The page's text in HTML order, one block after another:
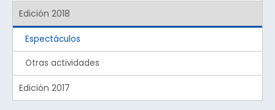
Edición 2018
Espectáculos
Otras actividades
Edición 2017